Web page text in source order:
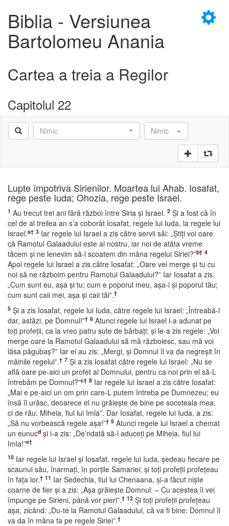
×
Biblia - Versiunea
Bartolomeu Anania
Cartea a treia a Regilor
Capitolul 22
Nimic Nimic
Lupte împotriva Sirienilor. Moartea lui Ahab. Iosafat,
rege peste Iuda; Ohozia, rege peste Israel.
1 Au trecut trei ani fără război între Siria şi Israel. 2 Şi a fost că în
cel de al treilea an s’a coborât Iosafat, regele lui Iuda, la regele lui
Israel.a† 3 Iar regele lui Israel a zis către servii săi: „Ştiţi voi oare
că Ramotul Galaadului este al nostru, iar noi de atâta vreme
tăcem şi ne lenevim să-l scoatem din mâna regelui Siriei?”b† 4
Apoi regele lui Israel a zis către Iosafat: „Oare vei merge şi tu cu
noi să ne războim pentru Ramotul Galaadului?” Iar Iosafat a zis:
„Cum sunt eu, aşa şi tu; cum e poporul meu, aşa-i şi poporul tău;
cum sunt caii mei, aşa şi caii tăi”.†
5 Şi a zis Iosafat, regele lui Iuda, către regele lui Israel: „Întreabă-l
dar, astăzi, pe Domnul!”† 6 Atunci regele lui Israel i-a adunat pe
toţi profeţii, ca la vreo patru sute de bărbaţi; şi le-a zis regele: „Voi
merge oare la Ramotul Galaadului să mă războiesc, sau mă voi
lăsa păgubaş?” Iar ei au zis: „Mergi, şi Domnul îl va da negreşit în
mâinile regelui”.† 7 Şi a zis Iosafat către regele lui Israel: „Nu se
află oare pe-aici un profet al Domnului, pentru ca noi prin el să-L
întrebăm pe Domnul?”c† 8 Iar regele lui Israel a zis către Iosafat:
„Mai e pe-aici un om prin care-L putem întreba pe Dumnezeu; eu
însă îl urăsc, deoarece el nu grăieşte de bine pe socoteala mea,
ci de rău: Miheia, fiul lui Imla”. Dar Iosafat, regele lui Iuda, a zis:
„Să nu vorbească regele aşa!”† 9 Atunci regele lui Israel a chemat
un eunucd şi i-a zis: „De’ndată să-l aduceţi pe Miheia, fiul lui
Imla!”e†
10 Iar regele lui Israel şi Iosafat, regele lui Iuda, şedeau fiecare pe
scaunul său, înarmaţi, în porţile Samariei; şi toţi profeţii profeţeau
în faţa lor.† 11 Iar Sedechia, fiul lui Chenaana, şi-a făcut nişte
coarne de fier şi a zis: „Aşa grăieşte Domnul: – Cu acestea îi vei
împunge pe Sirieni, până vor pieri”.† 12 Şi toţi profeţii profeţeau
aşa, zicând: „Du-te la Ramotul Galaadului, că va fi bine: Domnul îl
va da în mâna ta pe regele Siriei”.†